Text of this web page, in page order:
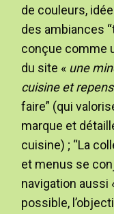
de couleurs,
des ambiances
conçue comme
du site « une
cuisine et
faire” (qui
marque et
cuisine) ; “La
et menus se
navigation aussi
possible,